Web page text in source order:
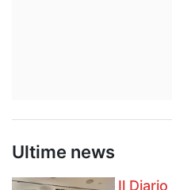
Ultime news
Il